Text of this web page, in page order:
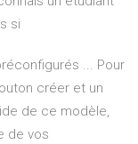
si
... Pour
créer et un
de ce modèle,
de vos